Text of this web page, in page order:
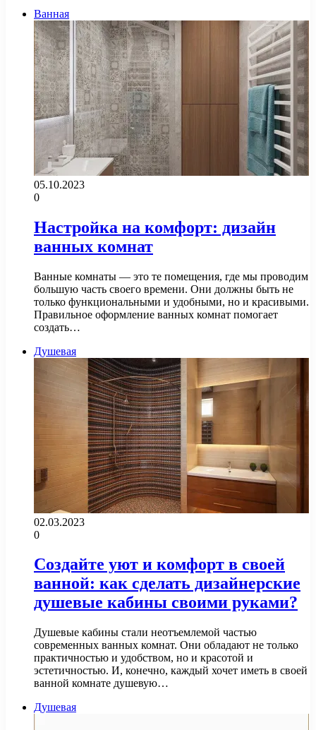
Ванная
05.10.2023
0
Настройка на комфорт: дизайн
ванных комнат
Ванные комнаты — это те помещения, где мы проводим
большую часть своего времени. Они должны быть не
только функциональными и удобными, но и красивыми.
Правильное оформление ванных комнат помогает
создать…
Душевая
02.03.2023
0
Создайте уют и комфорт в своей
ванной: как сделать дизайнерские
душевые кабины своими руками?
Душевые кабины стали неотъемлемой частью
современных ванных комнат. Они обладают не только
практичностью и удобством, но и красотой и
эстетичностью. И, конечно, каждый хочет иметь в своей
ванной комнате душевую…
Душевая